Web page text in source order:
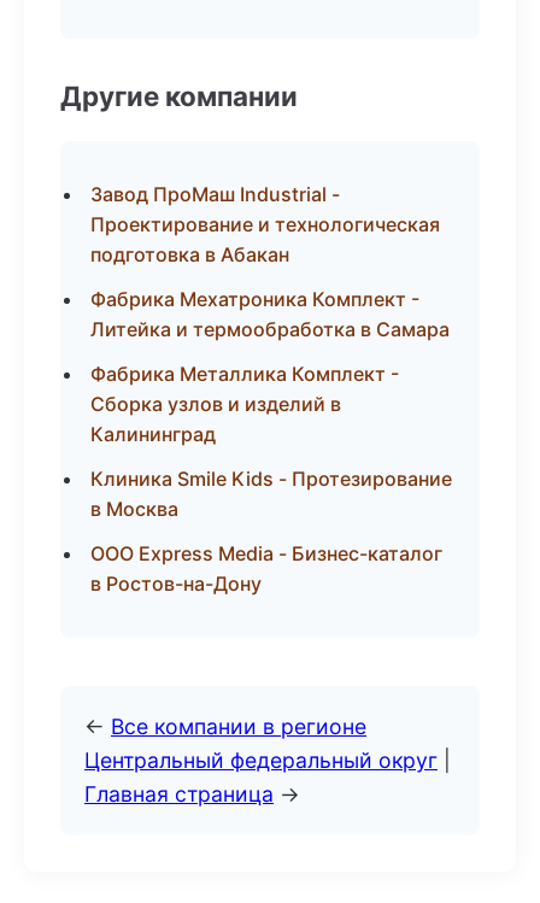
Другие компании
Завод ПроМаш Industrial -
Проектирование и технологическая
подготовка в Абакан
Фабрика Мехатроника Комплект -
Литейка и термообработка в Самара
Фабрика Металлика Комплект -
Сборка узлов и изделий в
Калининград
Клиника Smile Kids - Протезирование
в Москва
ООО Express Media - Бизнес-каталог
в Ростов-на-Дону
← Все компании в регионе
Центральный федеральный округ
Главная страница →